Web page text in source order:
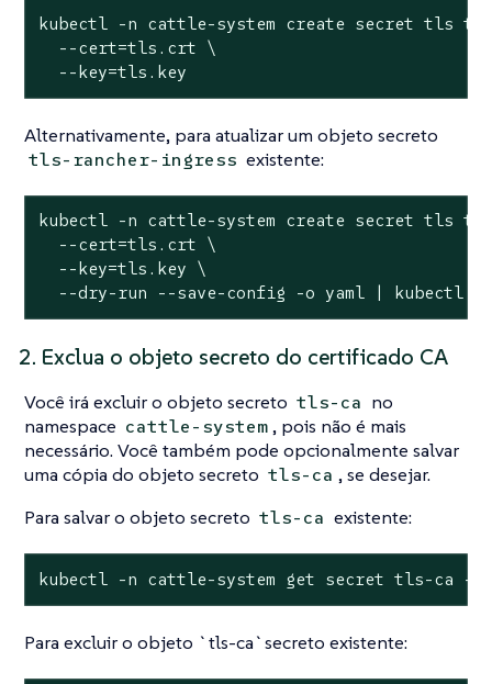
kubectl -n cattle-system create secret tls
  --cert=tls.crt \
  --key=tls.key
Alternativamente, para atualizar um objeto secreto
tls-rancher-ingress existente:
kubectl -n cattle-system create secret tls
  --cert=tls.crt \
  --key=tls.key \
--dry-run --save-config -o yaml | kubectl
2. Exclua o objeto secreto do certificado CA
Você irá excluir o objeto secreto tls-ca no
namespace cattle-system, pois não é mais
necessário. Você também pode opcionalmente salvar
uma cópia do objeto secreto tls-ca , se desejar.
Para salvar o objeto secreto tls-ca existente:
kubectl -n cattle-system get secret tls-ca -o
Para excluir o objeto `tls-ca`secreto existente: